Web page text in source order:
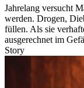
Jahrelang versucht
werden. Drogen,
füllen. Als sie
ausgerechnet im
Story